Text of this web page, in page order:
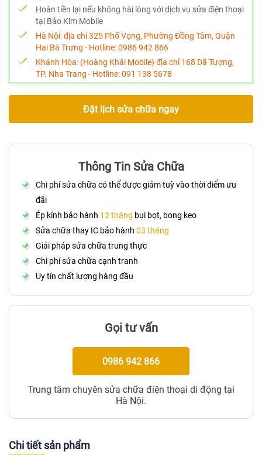
Hoàn tiền lại nếu không hài lòng với dịch vụ sửa điện thoại
tại Bảo Kim Mobile
Hà Nội:địa chỉ 325 Phố Vọng, Phường Đồng Tâm, Quận
Hai Bà Trưng - Hotline:0986 942 866
Khánh Hòa: (Hoàng Khải Mobile) địa chỉ 168 Dã Tượng,
TP. Nha Trang - Hotline:091 138 5678
Đặt lịch sửa chữa ngay
Thông Tin Sửa Chữa
Chi phí sửa chữa có thể được giảm tuỳ vào thời điểm ưu
đãi
Ép kính bảo hành 12 tháng bụi bọt, bong keo
Sửa chữa thay IC bảo hành 03 tháng
Giải pháp sửa chữa trung thực
Chi phí sửa chữa cạnh tranh
Uy tín chất lượng hàng đầu
Gọi tư vấn
0986 942 866
Trung tâm chuyên sửa chữa điện thoại di động tại
Hà Nội.
Chi tiết sản phẩm